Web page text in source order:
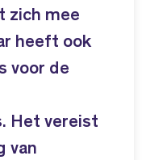
zich mee
heeft ook
voor de
Het vereist
van